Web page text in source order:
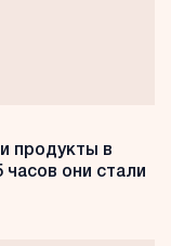
продукты в
они стали